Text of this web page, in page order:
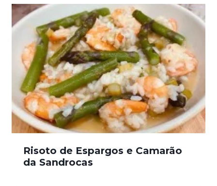
Risoto de Espargos e Camarão
da Sandrocas